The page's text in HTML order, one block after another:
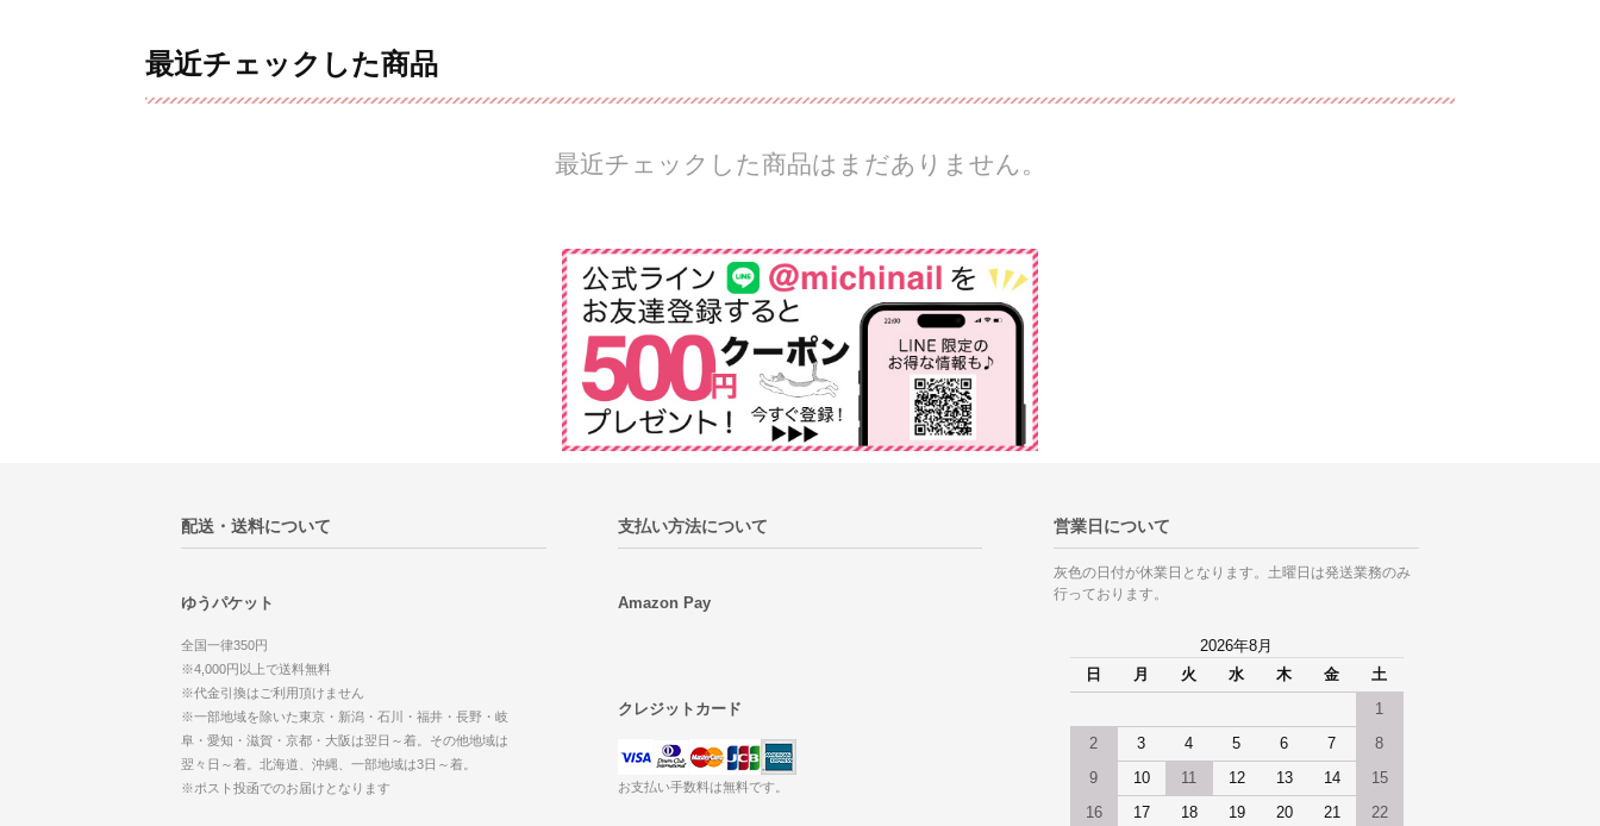
最近チェックした商品
最近チェックした商品はまだありません。
配送・送料について
ゆうパケット
全国一律350円
※4,000円以上で送料無料
※代金引換はご利用頂けません
※一部地域を除いた東京・新潟・石川・福井・長野・岐
阜・愛知・滋賀・京都・大阪は翌日～着。その他地域は
翌々日～着。北海道、沖縄、一部地域は3日～着。
※ポスト投函でのお届けとなります
支払い方法について
Amazon Pay
クレジットカード
お支払い手数料は無料です。
営業日について
灰色の日付が休業日となります。土曜日は発送業務のみ
行っております。
2026年8月
日
月 火 水 木 金 土
1
2 3 4 5 6 7 8
9 10 11 12 13 14 15
16 17 18 19 20 21 22